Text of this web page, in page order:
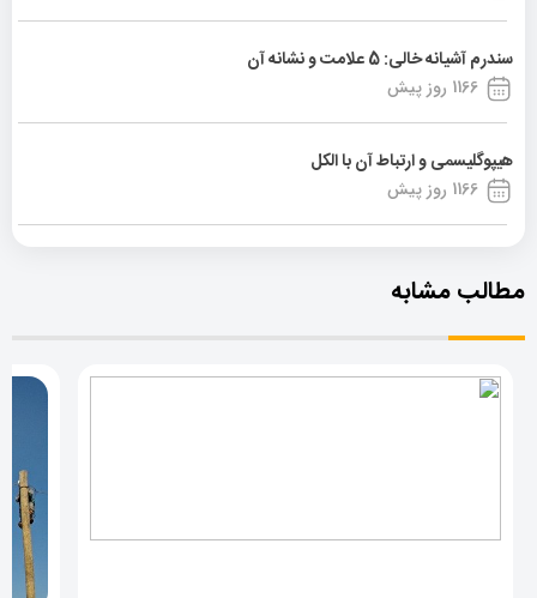
سندرم آشیانه خالی: 5 علامت و نشانه آن
1166 روز پیش
هیپوگلیسمی و ارتباط آن با الکل
1166 روز پیش
مطالب مشابه